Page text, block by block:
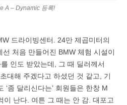
A – Dynamic 등록!
드라이빙센터. 24만 제곱미터의
처음 만들어진 BMW 체험 시설이
인도 받았는데, 그 때 딜러께서
대해 주겠다고 하셨던 것 같고, 기
‘좀 달리신다는’ 회원들은 한창 M
이 난다. 여튼 그 때는 안 감. 대포고